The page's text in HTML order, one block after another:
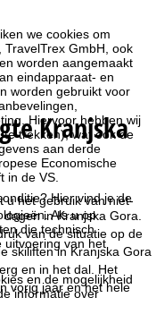
we cookies om
GmbH, ook
worden aangemaakt
eindapparaat- en
worden gebruikt voor
Hiervoor hebben wij
trekken), wat ook de
aan derde
Economische
in de VS.
u het gebruik van niet-
Als u op
die technisch
uitvoering van het
en de mogelijkheid
informatie over
Kranjska
Hier vind je de
in Kranjska Gora.
van de situatie op de
skiliften in Kranjska Gora
en in het dal. Het
vorig jaar en het hele